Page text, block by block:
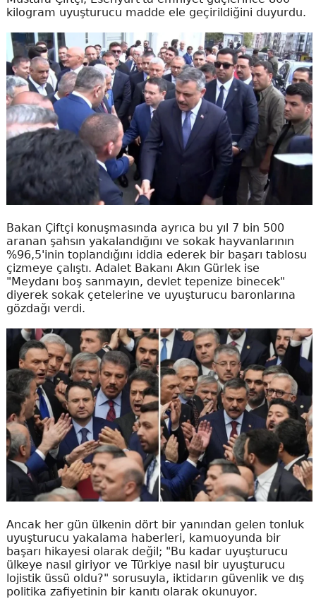
kilogram uyuşturucu madde ele geçirildiğini duyurdu.
Bakan Çiftçi konuşmasında ayrıca bu yıl 7 bin 500
aranan şahsın yakalandığını ve sokak hayvanlarının
%96,5'inin toplandığını iddia ederek bir başarı tablosu
çizmeye çalıştı. Adalet Bakanı Akın Gürlek ise
"Meydanı boş sanmayın, devlet tepenize binecek"
diyerek sokak çetelerine ve uyuşturucu baronlarına
gözdağı verdi.
Ancak her gün ülkenin dört bir yanından gelen tonluk
uyuşturucu yakalama haberleri, kamuoyunda bir
başarı hikayesi olarak değil; "Bu kadar uyuşturucu
ülkeye nasıl giriyor ve Türkiye nasıl bir uyuşturucu
lojistik üssü oldu?" sorusuyla, iktidarın güvenlik ve dış
politika zafiyetinin bir kanıtı olarak okunuyor.